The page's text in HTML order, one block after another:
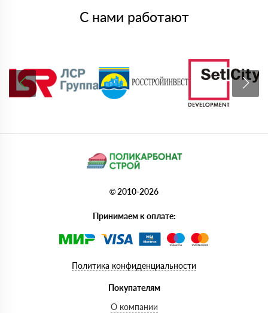
С нами работают
© 2010-2026
Принимаем к оплате:
Политика конфиденциальности
Покупателям
О компании